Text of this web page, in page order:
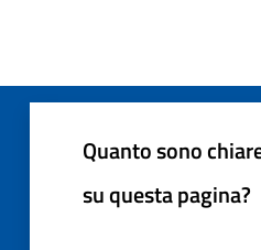
Quanto sono
su questa pagina?